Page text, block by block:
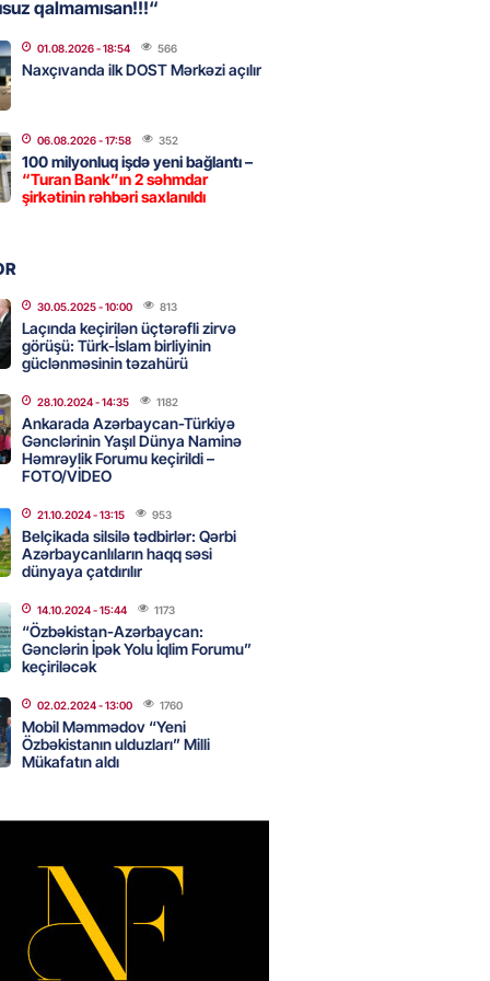
Səudiyyə Ərəbistanı və
arasında Məkkə müdafiə
- 15:15
- 15:00
ölkəni seçdilər
- 14:45 118
sabah 39 dərəcə isti
- 14:30
Biznes-dən mikro biznes
5%-dək endirim
- 14:28
- 14:15
karta istədiyiniz qədər
edə bilərsiniz – VİDEO
qalmamısan!!!“
01.08.2026- 18:54 566
Naxçıvanda ilk DOST Mərkəzi açılır
06.08.2026- 17:58 352
100 milyonluq işdə yeni bağlantı –
“Turan Bank”ın 2 səhmdar
şirkətinin rəhbəri saxlanıldı
30.05.2025- 10:00 813
Laçında keçirilən üçtərəfli zirvə
görüşü: Türk-İslam birliyinin
güclənməsinin təzahürü
28.10.2024- 14:35 1182
Ankarada Azərbaycan-Türkiyə
Gənclərinin Yaşıl Dünya Naminə
Həmrəylik Forumu keçirildi –
FOTO/VİDEO
21.10.2024- 13:15 953
Belçikada silsilə tədbirlər: Qərbi
Azərbaycanlıların haqq səsi
dünyaya çatdırılır
14.10.2024- 15:44 1173
“Özbəkistan-Azərbaycan:
Gənclərin İpək Yolu İqlim Forumu”
keçiriləcək
02.02.2024- 13:00 1760
Mobil Məmmədov “Yeni
Özbəkistanın ulduzları” Milli
Mükafatın aldı